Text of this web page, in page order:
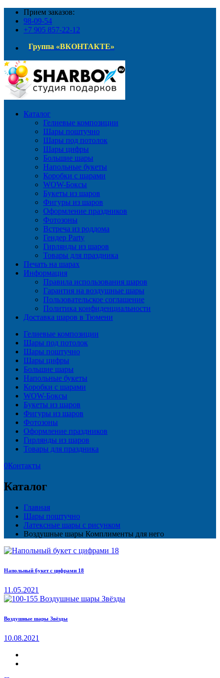
Прием заказов:
98-09-54
+7 905 857-22-12
Группа «ВКОНТАКТЕ»
Каталог
Гелиевые композиции
Шары поштучно
Шары под потолок
Шары цифры
Большие шары
Напольные букеты
Коробки с шарами
WOW-Боксы
Букеты из шаров
Фигуры из шаров
Оформление праздников
Фотозоны
Встреча из роддома
Гендер Party
Гирлянды из шаров
Товары для праздника
Печать на шарах
Информация
Правила использования шаров
Гарантия на воздушные шары
Пользовательское соглашение
Политика конфиденциальности
Доставка шаров в Тюмени
Гелиевые композиции
Шары под потолок
Шары поштучно
Шары цифры
Большие шары
Напольные букеты
Коробки с шарами
WOW-Боксы
Букеты из шаров
Фигуры из шаров
Фотозоны
Оформление праздников
Гирлянды из шаров
Товары для праздника
0Контакты
Каталог
Главная
Шары поштучно
Латексные шары с рисунком
Воздушные шары Комплименты для него
Напольный букет с цифрами 18
11.05.2021
Воздушные шары Звёзды
10.08.2021